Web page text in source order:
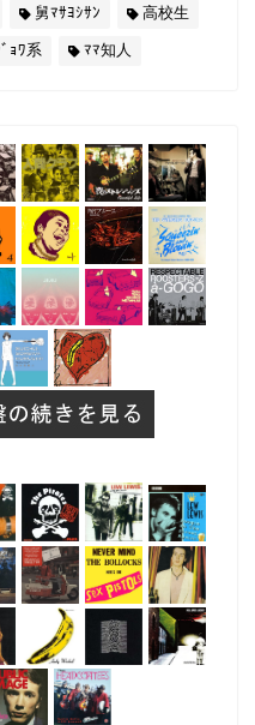
舅ﾏｻﾖｼｻﾝ 高校生
ｮﾜ系 ﾏﾏ知人